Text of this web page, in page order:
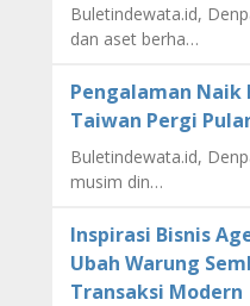
Buletindewata.id,
dan aset berha…
Pengalaman Naik
Taiwan Pergi
Buletindewata.id,
musim din…
Inspirasi Bisnis
Ubah Warung
Transaksi Modern